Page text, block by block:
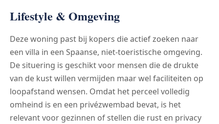
Lifestyle & Omgeving
Deze woning past bij kopers die actief zoeken naar
een villa in een Spaanse, niet-toeristische omgeving.
De situering is geschikt voor mensen die de drukte
van de kust willen vermijden maar wel faciliteiten op
loopafstand wensen. Omdat het perceel volledig
omheind is en een privézwembad bevat, is het
relevant voor gezinnen of stellen die rust en privacy